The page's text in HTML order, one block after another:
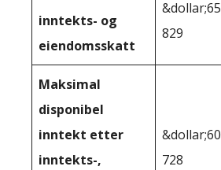
inntekts- og
eiendomsskatt
&dollar;65
829
Maksimal
disponibel
inntekt etter
inntekts-,
&dollar;60
728